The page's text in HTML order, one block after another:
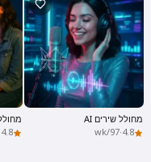
מחולל שירים AI
4.8
·
97/wk
4.8
אני יכול